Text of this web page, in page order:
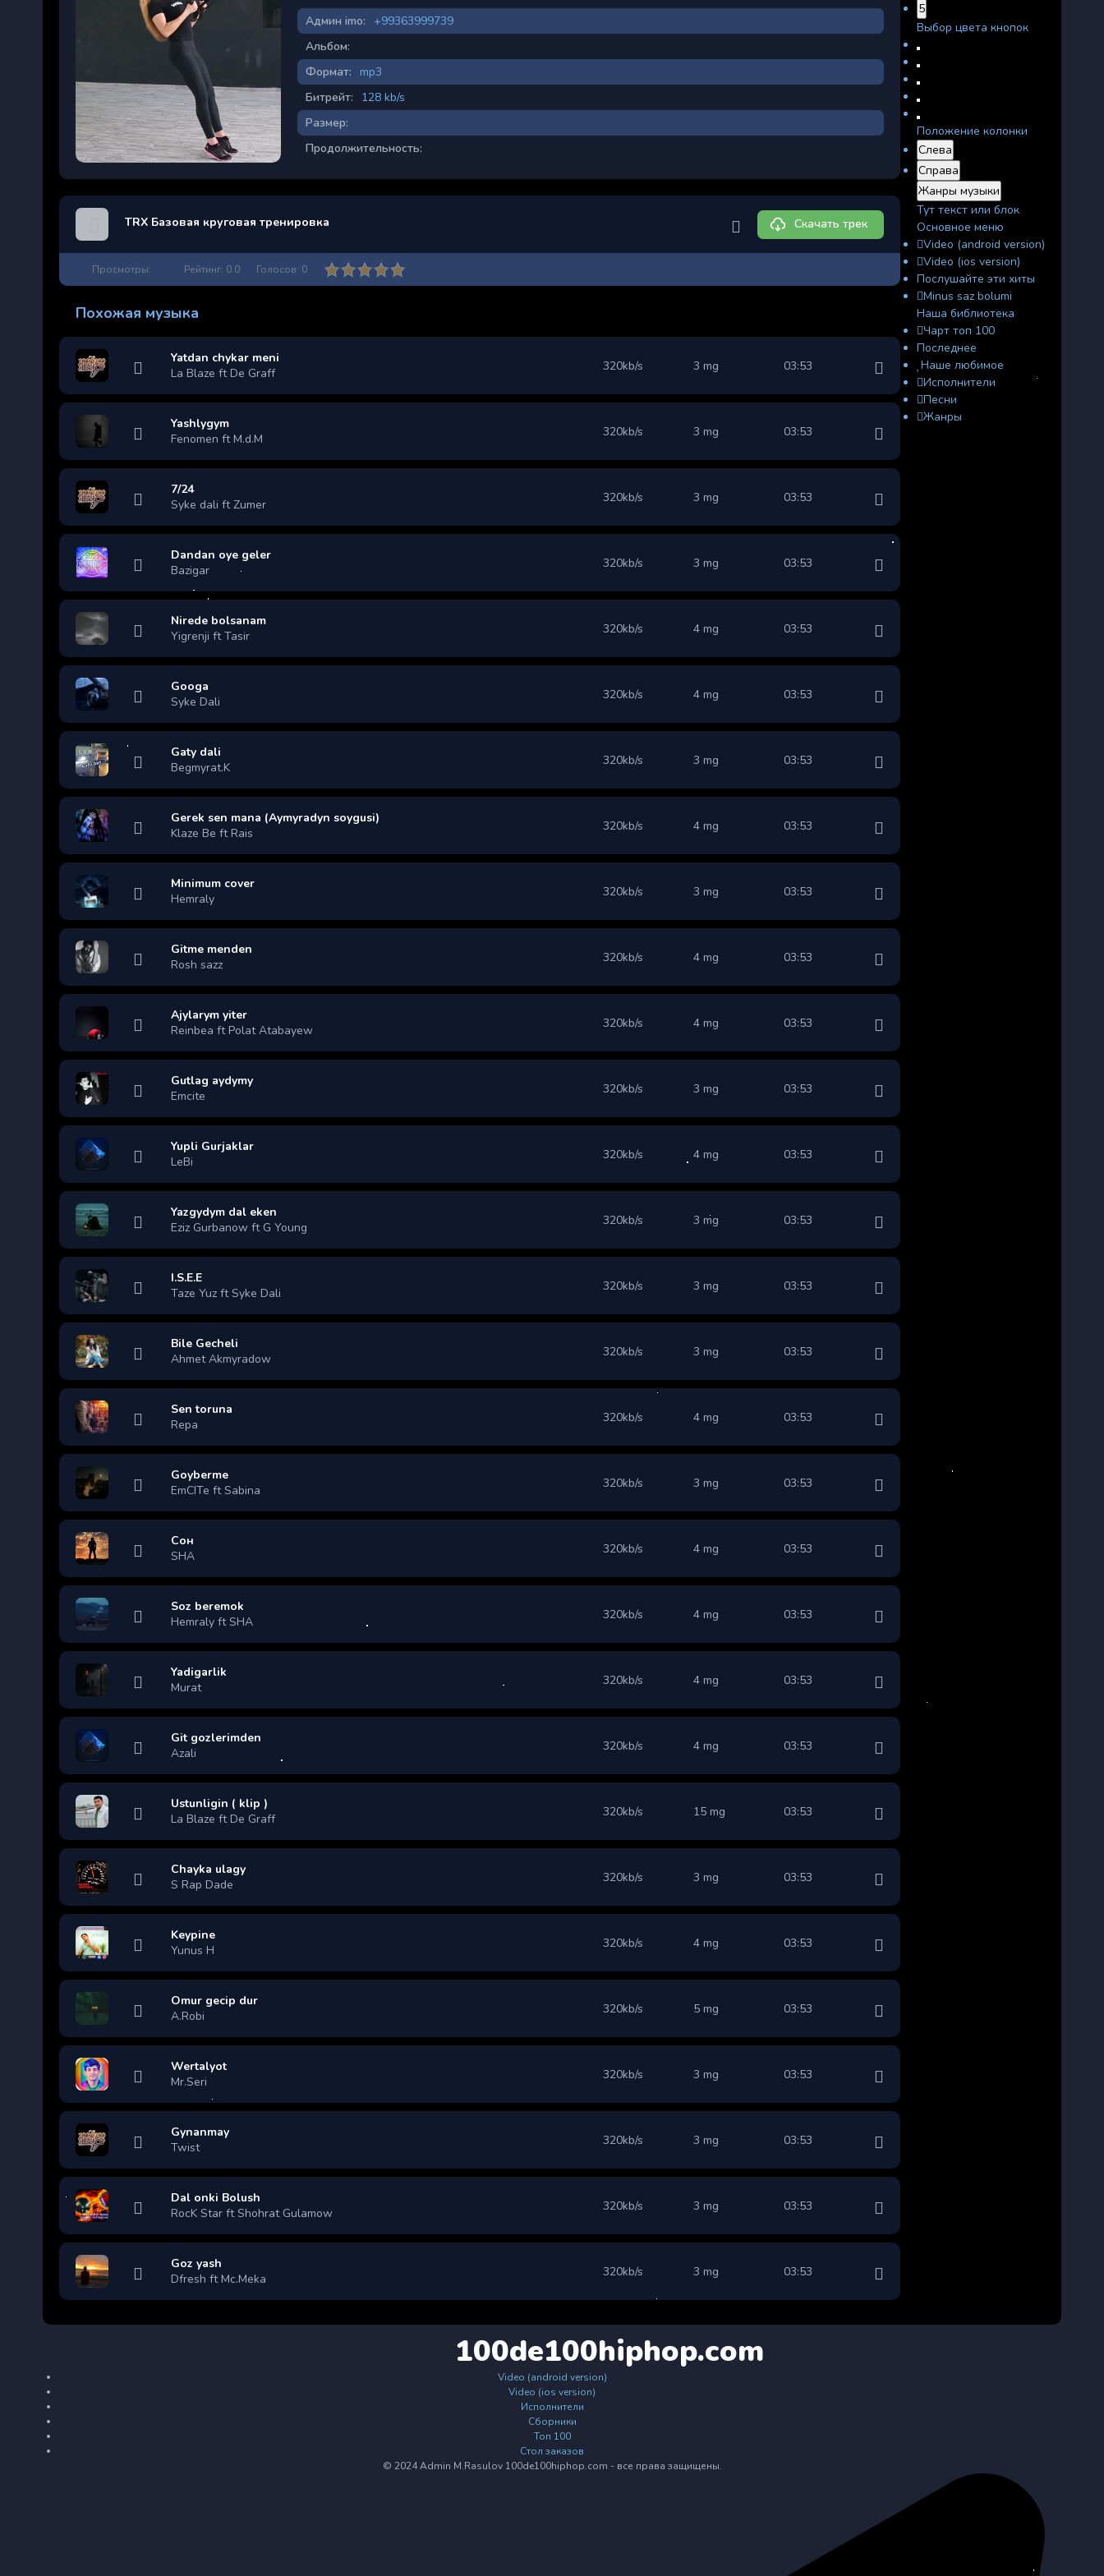
Админ imo:
+99363999739
Альбом:
Формат:
mp3
Битрейт:
128 kb/s
Размер:
Продолжительность:
TRX Базовая круговая тренировка Скачать трек
Просмотры: Рейтинг: 0.0 Голосов: 0
Похожая музыка
Yatdan chykar meni
La Blaze ft De Graff
320kb/s 3 mg 03:53
Yashlygym
Fenomen ft M.d.M
320kb/s 3 mg 03:53
7/24
Syke dali ft Zumer
320kb/s 3 mg 03:53
Dandan oye geler
Bazigar
320kb/s 3 mg 03:53
Nirede bolsanam
Yigrenji ft Tasir
320kb/s 4 mg 03:53
Googa
Syke Dali
320kb/s 4 mg 03:53
Gaty dali
Begmyrat.K
320kb/s 3 mg 03:53
Gerek sen mana (Aymyradyn soygusi)
Klaze Be ft Rais
320kb/s 4 mg 03:53
Minimum cover
Hemraly
320kb/s 3 mg 03:53
Gitme menden
Rosh sazz
320kb/s 4 mg 03:53
Ajylarym yiter
Reinbea ft Polat Atabayew
320kb/s 4 mg 03:53
Gutlag aydymy
Emcite
320kb/s 3 mg 03:53
Yupli Gurjaklar
LeBi
320kb/s 4 mg 03:53
Yazgydym dal eken
Eziz Gurbanow ft G Young
320kb/s 3 mg 03:53
I.S.E.E
Taze Yuz ft Syke Dali
320kb/s 3 mg 03:53
Bile Gecheli
Ahmet Akmyradow
320kb/s 3 mg 03:53
Sen toruna
Repa
320kb/s 4 mg 03:53
Goyberme
EmCITe ft Sabina
320kb/s 3 mg 03:53
Сон
SHA
320kb/s 4 mg 03:53
Soz beremok
Hemraly ft SHA
320kb/s 4 mg 03:53
Yadigarlik
Murat
320kb/s 4 mg 03:53
Git gozlerimden
Azali
320kb/s 4 mg 03:53
Ustunligin ( klip )
La Blaze ft De Graff
320kb/s 15 mg 03:53
Chayka ulagy
S Rap Dade
320kb/s 3 mg 03:53
Keypine
Yunus H
320kb/s 4 mg 03:53
Omur gecip dur
A.Robi
320kb/s 5 mg 03:53
Wertalyot
Mr.Seri
320kb/s 3 mg 03:53
Gynanmay
Twist
320kb/s 3 mg 03:53
Dal onki Bolush
RocK Star ft Shohrat Gulamow
320kb/s 3 mg 03:53
Goz yash
Dfresh ft Mc.Meka
320kb/s 3 mg 03:53
5
Выбор цвета кнопок
Положение колонки
Слева
Справа
Жанры музыки
Тут текст или блок
Основное меню
Video (android version)
Video (ios version)
Послушайте эти хиты
Minus saz bolumi
Наша библиотека
Чарт топ 100
Последнее
Наше любимое
Исполнители
Песни
Жанры
100de100hiphop.com
Video (android version)
Video (ios version)
Исполнители
Сборники
Топ 100
Стол заказов
© 2024 Admin M.Rasulov 100de100hiphop.com - все права защищены.